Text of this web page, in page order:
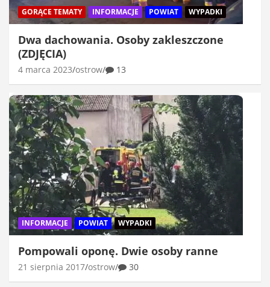
GORĄCE TEMATY INFORMACJE POWIAT WYPADKI
Dwa dachowania. Osoby zakleszczone
(ZDJĘCIA)
4 marca 2023 ostrow 13
INFORMACJE POWIAT WYPADKI
Pompowali oponę. Dwie osoby ranne
21 sierpnia 2017 ostrow 30